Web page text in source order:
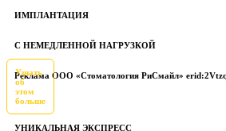
ИМПЛАНТАЦИЯ
С НЕМЕДЛЕННОЙ НАГРУЗКОЙ
Реклама ООО «Стоматология РиСмайл»
Узнать
об
этом
больше
УНИКАЛЬНАЯ ЭКСПРЕСС